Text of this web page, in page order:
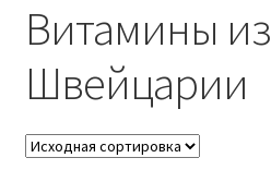
Корзина
Мой аккаунт
Новости
Витамины из
Швейцарии